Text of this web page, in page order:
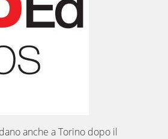
anche a Torino dopo il